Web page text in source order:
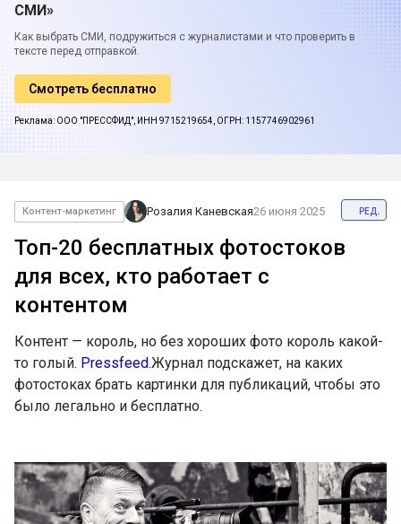
СМИ»
Как выбрать СМИ, подружиться с журналистами и что проверить в
тексте перед отправкой.
Смотреть бесплатно
Реклама: ООО "ПРЕССФИД", ИНН 9715219654, ОГРН: 1157746902961
Контент-маркетинг Розалия Каневская26 июня 2025 ред.
Топ-20 бесплатных фотостоков
для всех, кто работает с
контентом
Контент — король, но без хороших фото король какой-
то голый. Pressfeed.Журнал подскажет, на каких
фотостоках брать картинки для публикаций, чтобы это
было легально и бесплатно.